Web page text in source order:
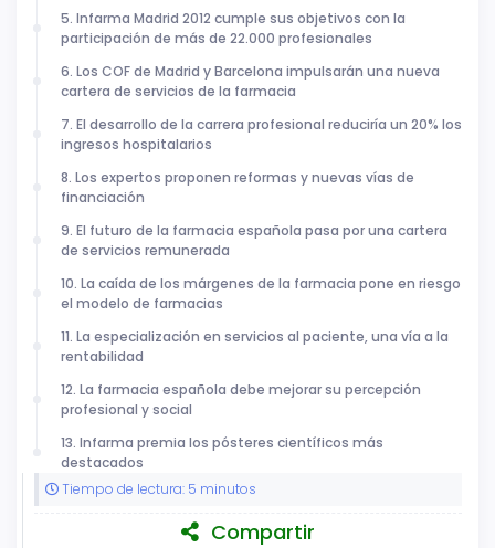
5. Infarma Madrid 2012 cumple sus objetivos con la
participación de más de 22.000 profesionales
6. Los COF de Madrid y Barcelona impulsarán una nueva
cartera de servicios de la farmacia
7. El desarrollo de la carrera profesional reduciría un 20% los
ingresos hospitalarios
8. Los expertos proponen reformas y nuevas vías de
financiación
9. El futuro de la farmacia española pasa por una cartera
de servicios remunerada
10. La caída de los márgenes de la farmacia pone en riesgo
el modelo de farmacias
11. La especialización en servicios al paciente, una vía a la
rentabilidad
12. La farmacia española debe mejorar su percepción
profesional y social
13. Infarma premia los pósteres científicos más
destacados
Tiempo de lectura: 5 minutos
Compartir